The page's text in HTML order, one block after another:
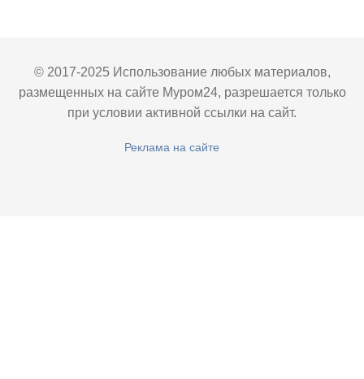
© 2017-2025 Использование любых материалов,
размещенных на сайте Муром24, разрешается только
при условии активной ссылки на сайт.
Реклама на сайте